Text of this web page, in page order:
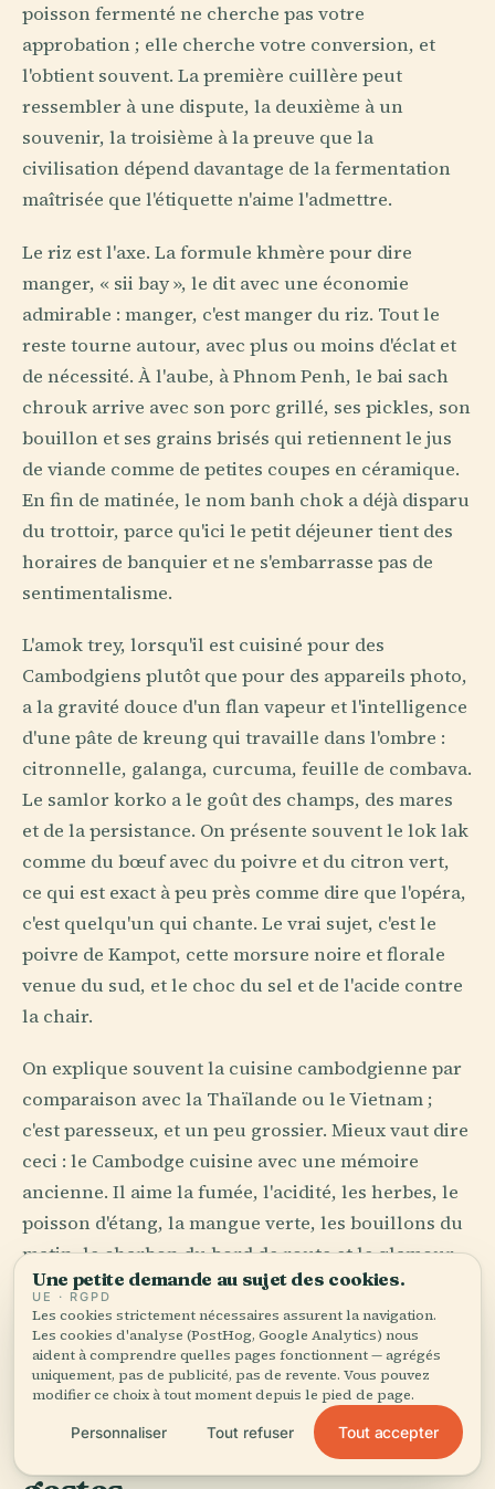
poisson fermenté ne cherche pas votre
approbation ; elle cherche votre conversion, et
l'obtient souvent. La première cuillère peut
ressembler à une dispute, la deuxième à un
souvenir, la troisième à la preuve que la
civilisation dépend davantage de la fermentation
maîtrisée que l'étiquette n'aime l'admettre.
Le riz est l'axe. La formule khmère pour dire
manger, « sii bay », le dit avec une économie
admirable : manger, c'est manger du riz. Tout le
reste tourne autour, avec plus ou moins d'éclat et
de nécessité. À l'aube, à Phnom Penh, le bai sach
chrouk arrive avec son porc grillé, ses pickles, son
bouillon et ses grains brisés qui retiennent le jus
de viande comme de petites coupes en céramique.
En fin de matinée, le nom banh chok a déjà disparu
du trottoir, parce qu'ici le petit déjeuner tient des
horaires de banquier et ne s'embarrasse pas de
sentimentalisme.
L'amok trey, lorsqu'il est cuisiné pour des
Cambodgiens plutôt que pour des appareils photo,
a la gravité douce d'un flan vapeur et l'intelligence
d'une pâte de kreung qui travaille dans l'ombre :
citronnelle, galanga, curcuma, feuille de combava.
Le samlor korko a le goût des champs, des mares
et de la persistance. On présente souvent le lok lak
comme du bœuf avec du poivre et du citron vert,
ce qui est exact à peu près comme dire que l'opéra,
c'est quelqu'un qui chante. Le vrai sujet, c'est le
poivre de Kampot, cette morsure noire et florale
venue du sud, et le choc du sel et de l'acide contre
la chair.
On explique souvent la cuisine cambodgienne par
comparaison avec la Thaïlande ou le Vietnam ;
c'est paresseux, et un peu grossier. Mieux vaut dire
ceci : le Cambodge cuisine avec une mémoire
ancienne. Il aime la fumée, l'acidité, les herbes, le
poisson d'étang, la mangue verte, les bouillons du
matin, le charbon du bord de route et le glamour
compliqué des choses conservées en bocaux. À
Kampot et Kep, le poivre et le crabe finissent les
phrases l'un de l'autre. Dans chaque marché, le
nez comprend avant l'esprit.
La cérémonie des petits
Une petite demande au sujet des cookies.
UE · RGPD
Les cookies strictement nécessaires assurent la navigation.
Les cookies d'analyse (PostHog, Google Analytics) nous
aident à comprendre quelles pages fonctionnent — agrégés
uniquement, pas de publicité, pas de revente. Vous pouvez
modifier ce choix à tout moment depuis le pied de page.
Personnaliser Tout refuser Tout accepter